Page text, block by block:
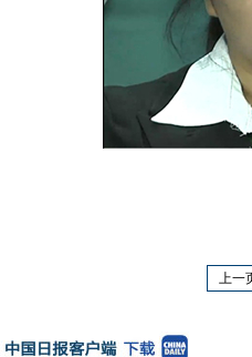
上一